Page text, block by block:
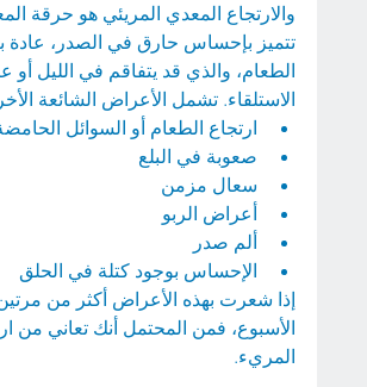
والارتجاع المعدي المريئي هو حرقة
تتميز بإحساس حارق في الصدر، عادة
الطعام، والذي قد يتفاقم في الليل أو
الاستلقاء. تشمل الأعراض الشائعة
ارتجاع الطعام أو السوائل
صعوبة في البلع
سعال مزمن
أعراض الربو
ألم صدر
الإحساس بوجود كتلة في الحلق
إذا شعرت بهذه الأعراض أكثر من
الأسبوع، فمن المحتمل أنك تعاني من
المريء.